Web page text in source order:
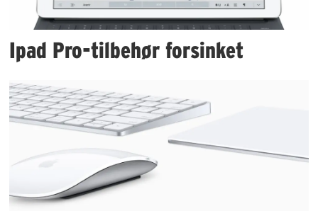
Ipad Pro-tilbehør forsinket